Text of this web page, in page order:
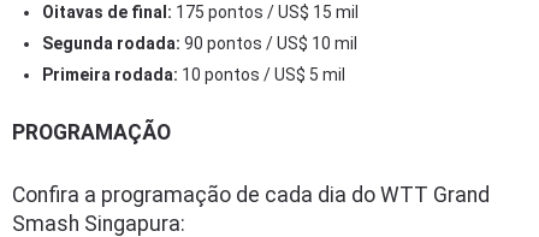
Oitavas de final: 175 pontos / US$ 15 mil
Segunda rodada: 90 pontos / US$ 10 mil
Primeira rodada: 10 pontos / US$ 5 mil
PROGRAMAÇÃO
Confira a programação de cada dia do WTT Grand
Smash Singapura: